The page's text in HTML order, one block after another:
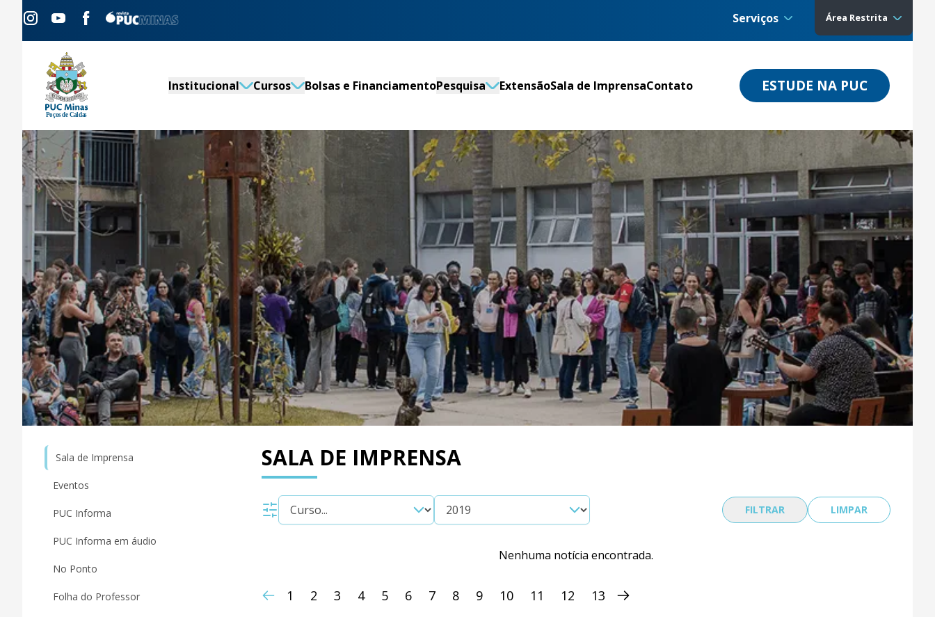
Serviços Área Restrita
Institucional Cursos Bolsas e FinanciamentoPesquisa ExtensãoSala de ImprensaContato ESTUDE NA PUC
Sala de Imprensa
Eventos
PUC Informa
PUC Informa em áudio
No Ponto
Folha do Professor
SALA DE IMPRENSA
FILTRAR LIMPAR
Nenhuma notícia encontrada.
1 2 3 4 5 6 7 8 9 10 11 12 13